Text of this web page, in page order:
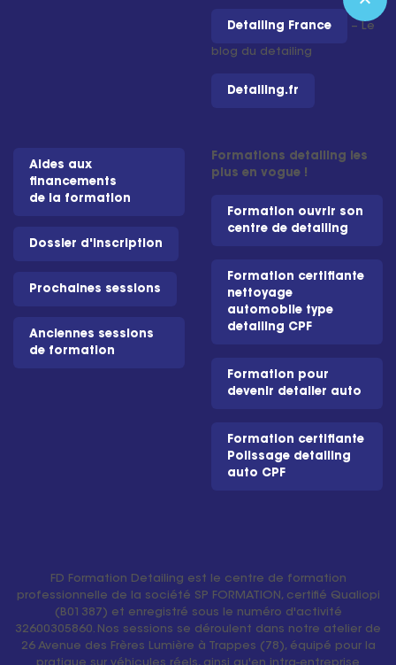
Detailing France – Le
blog du detailing
Detailing.fr
Aides aux
financements
de la formation
Dossier d'inscription
Prochaines sessions
Anciennes sessions
de formation
Formations detailing les
plus en vogue !
Formation ouvrir son
centre de detailing
Formation certifiante
nettoyage
automobile type
detailing CPF
Formation pour
devenir detailer auto
Formation certifiante
Polissage detailing
auto CPF
FD Formation Detailing est le centre de formation
professionnelle de la société SP FORMATION, certifié Qualiopi
(B01387) et enregistré sous le numéro d'activité
32600305860. Nos sessions se déroulent dans notre atelier de
26 Avenue des Frères Lumière à Trappes (78), équipé pour la